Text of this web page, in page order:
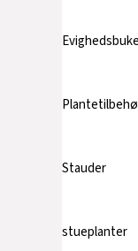
Stauder
stueplanter